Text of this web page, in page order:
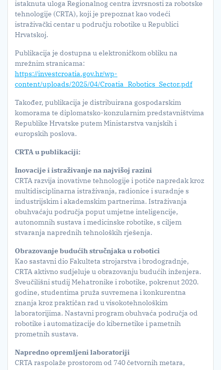
istaknuta uloga Regionalnog centra izvrsnosti za robotske
tehnologije (CRTA), koji je prepoznat kao vodeći
istraživački centar u području robotike u Republici
Hrvatskoj.
Publikacija je dostupna u elektroničkom obliku na
mrežnim stranicama:
https://investcroatia.gov.hr/wp-
content/uploads/2025/04/Croatia_Robotics_Sector.pdf
Također, publikacija je distribuirana gospodarskim
komorama te diplomatsko-konzularnim predstavništvima
Republike Hrvatske putem Ministarstva vanjskih i
europskih poslova.
CRTA u publikaciji:
Inovacije i istraživanje na najvišoj razini
CRTA razvija inovativne tehnologije i potiče napredak kroz
multidisciplinarna istraživanja, radionice i suradnje s
industrijskim i akademskim partnerima. Istraživanja
obuhvaćaju područja poput umjetne inteligencije,
autonomnih sustava i medicinske robotike, s ciljem
stvaranja naprednih tehnoloških rješenja.
Obrazovanje budućih stručnjaka u robotici
Kao sastavni dio Fakulteta strojarstva i brodogradnje,
CRTA aktivno sudjeluje u obrazovanju budućih inženjera.
Sveučilišni studij Mehatronike i robotike, pokrenut 2020.
godine, studentima pruža suvremena i konkurentna
znanja kroz praktičan rad u visokotehnološkim
laboratorijima. Nastavni program obuhvaća područja od
robotike i automatizacije do kibernetike i pametnih
prometnih sustava.
Napredno opremljeni laboratoriji
CRTA raspolaže prostorom od 740 četvornih metara,